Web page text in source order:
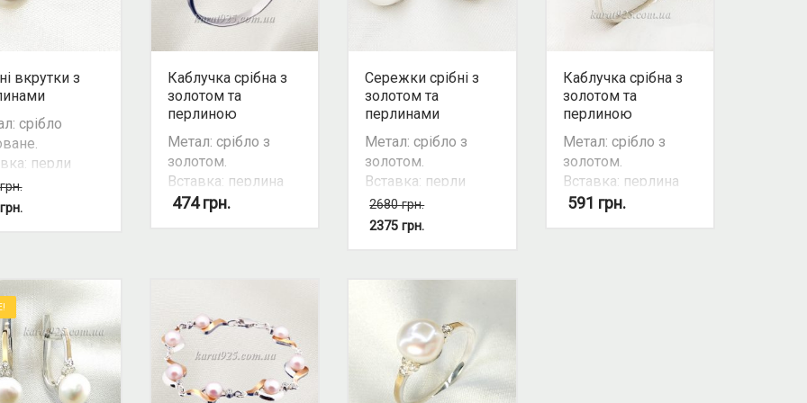
вкрутки з
срібло
перли
вставки:
грн.
грн.
Каблучка срібна з
золотом та
перлиною
Метал: срібло з
золотом.
Вставка: перлина
культивована,
комплекту: так.
474грн.
Сережки срібні з
золотом та
перлинами
Метал: срібло з
золотом.
Вставка: перли
культивовані.
Колір вставки:
комплекту: так.
2680грн.
2375грн.
Каблучка срібна з
золотом та
перлиною
Метал: срібло з
золотом.
Вставка: перлина
культивована
591 грн.